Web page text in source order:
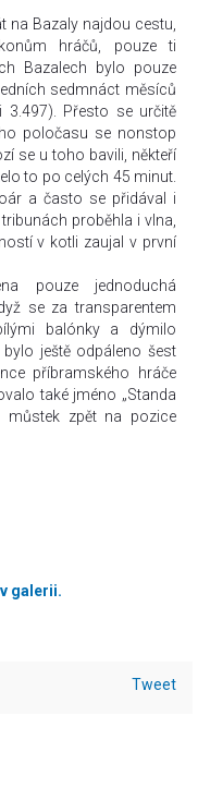
na Bazaly najdou cestu,
hráčů, pouze ti
Bazalech bylo pouze
sedmnáct měsíců
Přesto se určitě
poločasu se nonstop
se u toho bavili, někteří
to po celých 45 minut.
a často se přidával i
proběhla i vlna,
v kotli zaujal v první
pouze jednoduchá
se za transparentem
balónky a dýmilo
ještě odpáleno šest
příbramského hráče
také jméno „Standa
můstek zpět na pozice
galerii.
Tweet